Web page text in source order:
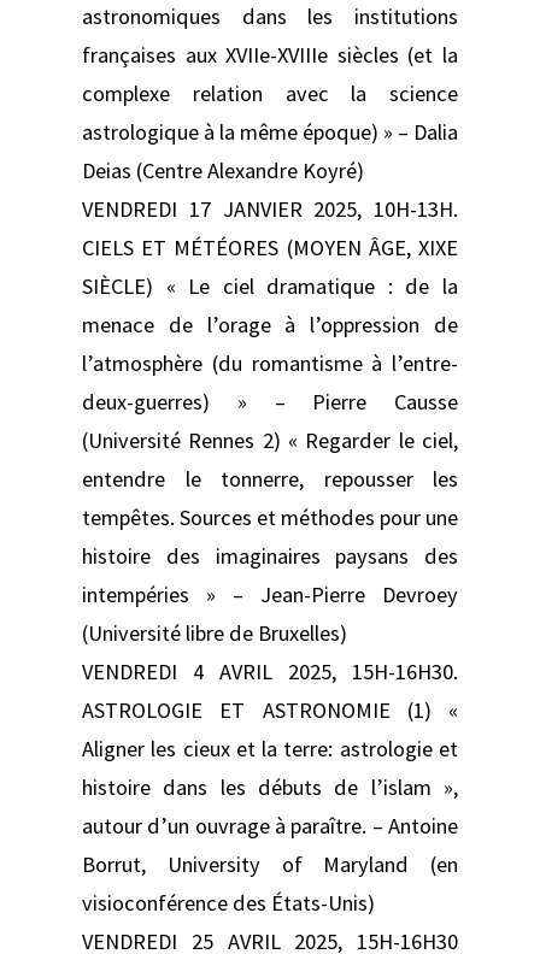
astronomiques dans les institutions
françaises aux XVIIe-XVIIIe siècles (et la
complexe relation avec la science
astrologique à la même époque) » – Dalia
Deias (Centre Alexandre Koyré)
VENDREDI 17 JANVIER 2025, 10H-13H.
CIELS ET MÉTÉORES (MOYEN ÂGE, XIXE
SIÈCLE) « Le ciel dramatique : de la
menace de l’orage à l’oppression de
l’atmosphère (du romantisme à l’entre-
deux-guerres) » – Pierre Causse
(Université Rennes 2) « Regarder le ciel,
entendre le tonnerre, repousser les
tempêtes. Sources et méthodes pour une
histoire des imaginaires paysans des
intempéries » – Jean-Pierre Devroey
(Université libre de Bruxelles)
VENDREDI 4 AVRIL 2025, 15H-16H30.
ASTROLOGIE ET ASTRONOMIE (1) «
Aligner les cieux et la terre: astrologie et
histoire dans les débuts de l’islam »,
autour d’un ouvrage à paraître. – Antoine
Borrut, University of Maryland (en
visioconférence des États-Unis)
VENDREDI 25 AVRIL 2025, 15H-16H30